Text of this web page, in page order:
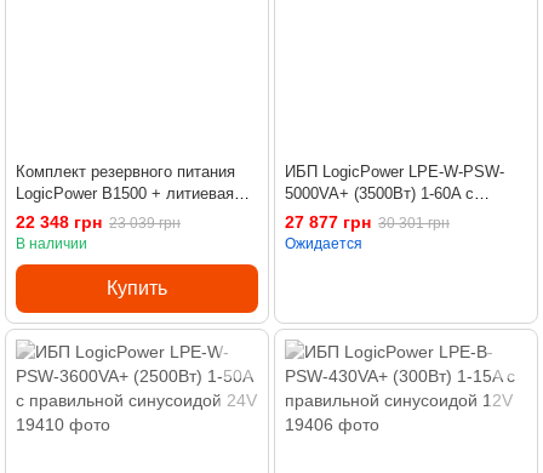
Комплект резервного питания
LogicPower B1500 + литиевая
(LiFePO4) батарея 1280Wh
22 348 грн 23 039 грн
В наличии
Купить
ИБП LogicPower LPE-W-PSW-
5000VA+ (3500Вт) 1-60A с
правильной синусоидой 24V
27 877 грн 30 301 грн
Ожидается